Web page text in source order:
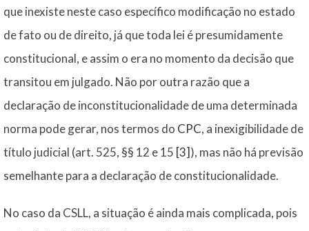
que inexiste neste caso específico modificação no estado
de fato ou de direito, já que toda lei é presumidamente
constitucional, e assim o era no momento da decisão que
transitou em julgado. Não por outra razão que a
declaração de inconstitucionalidade de uma determinada
norma pode gerar, nos termos do CPC, a inexigibilidade de
título judicial (art. 525, §§ 12 e 15 [3]), mas não há previsão
semelhante para a declaração de constitucionalidade.
No caso da CSLL, a situação é ainda mais complicada, pois